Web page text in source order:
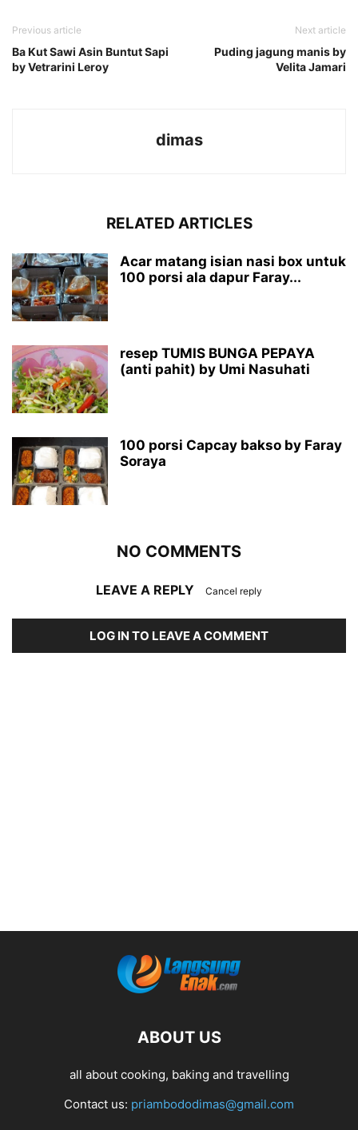
Previous article
Ba Kut Sawi Asin Buntut Sapi
by Vetrarini Leroy
Next article
Puding jagung manis by
Velita Jamari
dimas
RELATED ARTICLES
Acar matang isian nasi box untuk
100 porsi ala dapur Faray...
resep TUMIS BUNGA PEPAYA
(anti pahit) by Umi Nasuhati
100 porsi Capcay bakso by Faray
Soraya
NO COMMENTS
LEAVE A REPLY Cancel reply
LOG IN TO LEAVE A COMMENT
ABOUT US
all about cooking, baking and travelling
Contact us: priambododimas@gmail.com